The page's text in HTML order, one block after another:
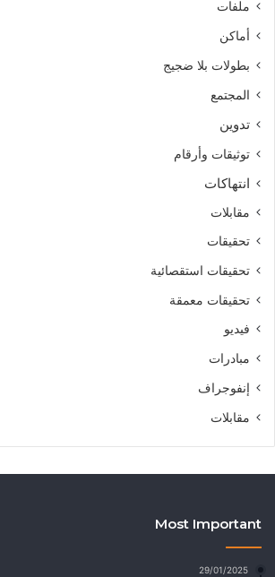
ملفات
أماكن
بطولات بلا ضجيج
المجتمع
تدوين
توثيقات وأرقام
انتهاكات
مقابلات
تحقيقات
تحقيقات استقصائية
تحقيقات معمقة
فيديو
مبادرات
إنفوجراف
مقابلات
Most Important
29/01/2025